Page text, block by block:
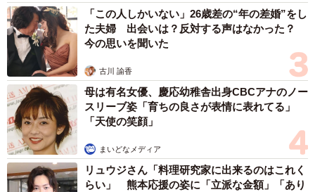
「この人しかいない」26歳差の“年の差婚”をし
た夫婦 出会いは？反対する声はなかった？
今の思いを聞いた
古川 諭香
母は有名女優、慶応幼稚舎出身CBCアナのノー
スリーブ姿「育ちの良さが表情に表れてる」
「天使の笑顔」
まいどなメディア
リュウジさん「料理研究家に出来るのはこれく
らい」 熊本応援の姿に「立派な金額」「あり